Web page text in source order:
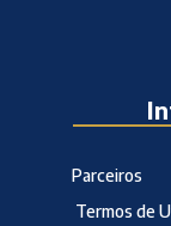
Parceiros
Termos de